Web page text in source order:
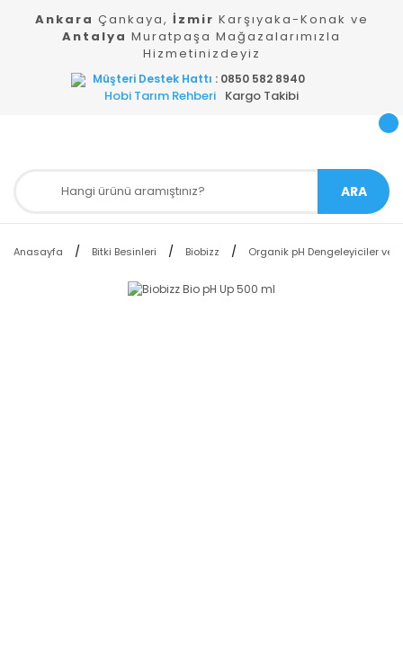
Ankara Çankaya, İzmir Karşıyaka-Konak ve
Antalya Muratpaşa Mağazalarımızla
Hizmetinizdeyiz
Müşteri Destek Hattı : 0850 582 8940
Hobi Tarım Rehberi Kargo Takibi
ARA
Anasayfa Bitki Besinleri Biobizz Organik pH Dengeleyiciler ve